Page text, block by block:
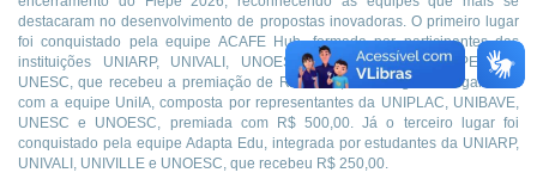
destacaram no desenvolvimento de propostas inovadoras. O primeiro lugar
foi conquistado pela equipe ACAFE Hub, formada por participantes das
instituições UNIARP, UNIVALI, UNOESC, UNIBAVE, UNOCHAPECÓ e
UNESC, que recebeu a premiação de R$ 1.000,00. O segundo lugar ficou
com a equipe UniIA, composta por representantes da UNIPLAC, UNIBAVE,
UNESC e UNOESC, premiada com R$ 500,00. Já o terceiro lugar foi
conquistado pela equipe Adapta Edu, integrada por estudantes da UNIARP,
UNIVALI, UNIVILLE e UNOESC, que recebeu R$ 250,00.